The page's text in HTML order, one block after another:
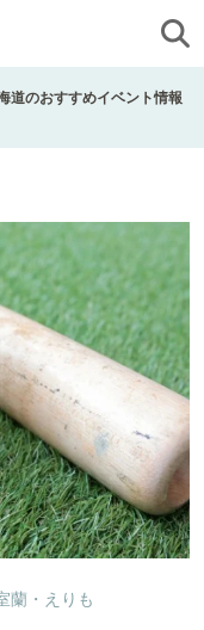
道のおすすめイベント情報
蘭・えりも